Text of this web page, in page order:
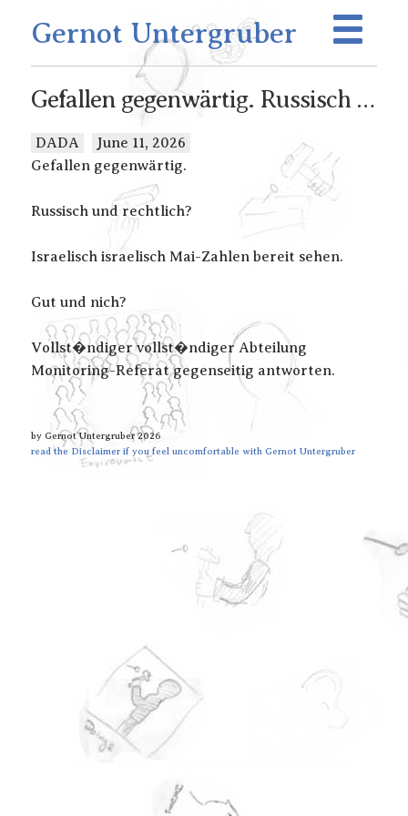
Gernot Untergruber
Gefallen gegenwärtig. Russisch …
DADA
June 11, 2026
Gefallen gegenwärtig.
Russisch und rechtlich?
Israelisch israelisch Mai-Zahlen bereit sehen.
Gut und nich?
Vollst�ndiger vollst�ndiger Abteilung
Monitoring-Referat gegenseitig antworten.
by Gernot Untergruber 2026
read the Disclaimer if you feel uncomfortable with Gernot Untergruber